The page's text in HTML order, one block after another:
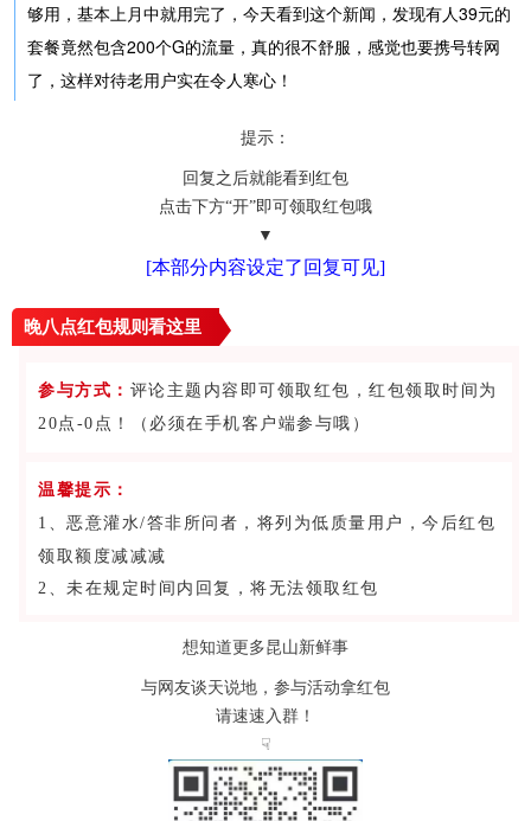
够用，基本上月中就用完了，今天看到这个新闻，发现有人39元的
套餐竟然包含200个G的流量，真的很不舒服，感觉也要携号转网
了，这样对待老用户实在令人寒心！
提示：
回复之后就能看到红包
点击下方“开”即可领取红包哦
▼
[本部分内容设定了回复可见]
晚八点红包规则看这里
参与方式： 评论主题内容即可领取红包，红包领取时间为
20点-0点！（必须在手机客户端参与哦）
温馨提示：
1、恶意灌水/答非所问者，将列为低质量用户，今后红包
领取额度减减减
2、未在规定时间内回复，将无法领取红包
想知道更多昆山新鲜事
与网友谈天说地，参与活动拿红包
请速速入群！
☟